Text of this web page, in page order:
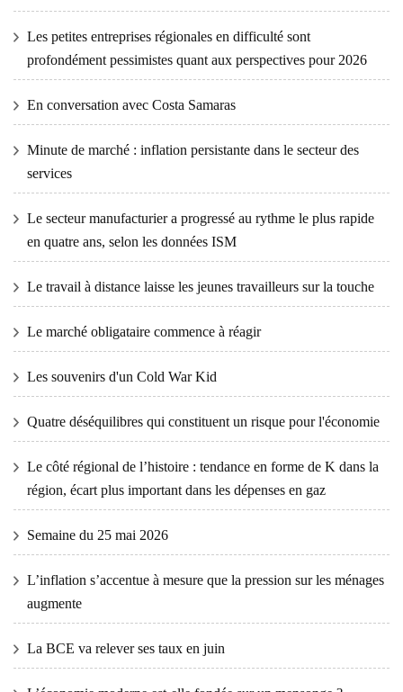
Les petites entreprises régionales en difficulté sont
profondément pessimistes quant aux perspectives pour 2026
En conversation avec Costa Samaras
Minute de marché : inflation persistante dans le secteur des
services
Le secteur manufacturier a progressé au rythme le plus rapide
en quatre ans, selon les données ISM
Le travail à distance laisse les jeunes travailleurs sur la touche
Le marché obligataire commence à réagir
Les souvenirs d'un Cold War Kid
Quatre déséquilibres qui constituent un risque pour l'économie
Le côté régional de l’histoire : tendance en forme de K dans la
région, écart plus important dans les dépenses en gaz
Semaine du 25 mai 2026
L’inflation s’accentue à mesure que la pression sur les ménages
augmente
La BCE va relever ses taux en juin